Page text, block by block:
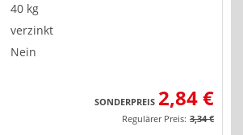
40 kg
verzinkt
Nein
SONDERPREIS 2,84 €
Regulärer Preis: 3,34 €